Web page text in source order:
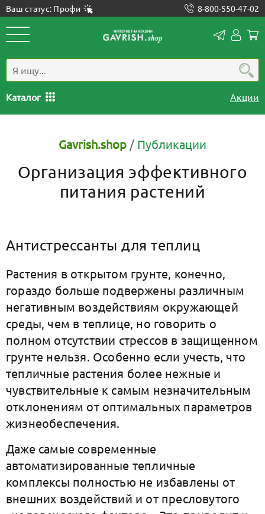
Ваш статус: Профи 8-800-550-47-02
Каталог Акции
Gavrish.shop / Публикации
Организация эффективного
питания растений
Антистрессанты для теплиц
Растения в открытом грунте, конечно,
гораздо больше подвержены различным
негативным воздействиям окружающей
среды, чем в теплице, но говорить о
полном отсутствии стрессов в защищенном
грунте нельзя. Особенно если учесть, что
тепличные растения более нежные и
чувствительные к самым незначительным
отклонениям от оптимальных параметров
жизнеобеспечения.
Даже самые современные
автоматизированные тепличные
комплексы полностью не избавлены от
внешних воздействий и от пресловутого